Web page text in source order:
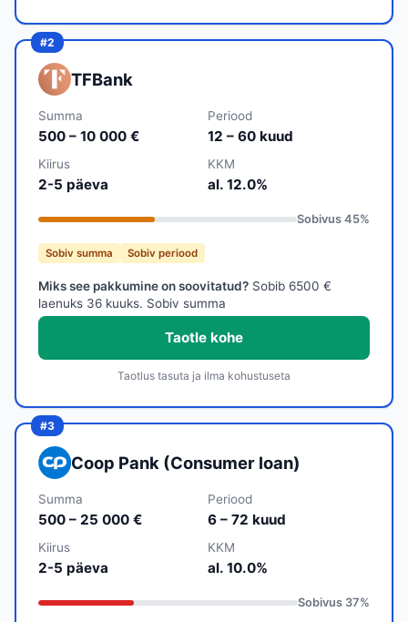
TFBank
Summa
500 – 10 000 €
Periood
12 – 60 kuud
Kiirus
2-5 päeva
KKM
al. 12.0%
Sobivus 45%
Sobiv summa Sobiv periood
Miks see pakkumine on soovitatud? Sobib 6500 €
laenuks 36 kuuks. Sobiv summa
Taotle kohe
Taotlus tasuta ja ilma kohustuseta
Coop Pank (Consumer loan)
Summa
500 – 25 000 €
Periood
6 – 72 kuud
Kiirus
2-5 päeva
KKM
al. 10.0%
Sobivus 37%